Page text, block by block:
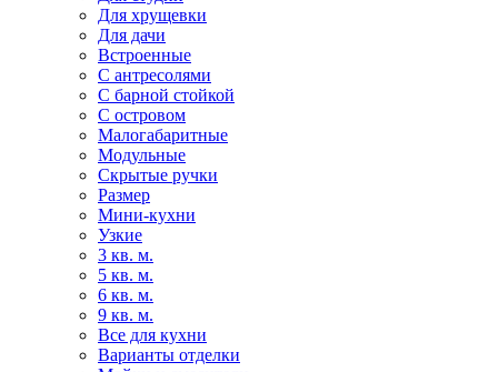
Для хрущевки
Для дачи
Встроенные
С антресолями
С барной стойкой
С островом
Малогабаритные
Модульные
Скрытые ручки
Размер
Мини-кухни
Узкие
3 кв. м.
5 кв. м.
6 кв. м.
9 кв. м.
Все для кухни
Варианты отделки